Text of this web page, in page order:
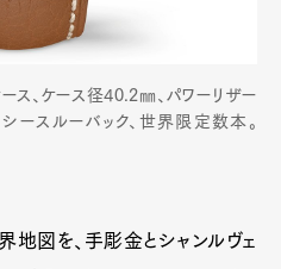
ス、ケース径40.2㎜、パワーリザー
ースルーバック、世界限定数本。
図を、手彫金とシャンルヴェ